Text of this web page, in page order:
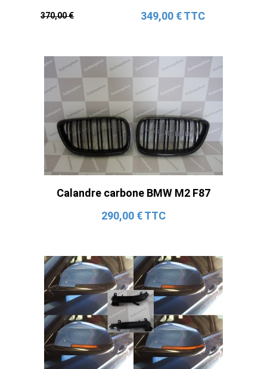
370,00 € 349,00 € TTC
Calandre carbone BMW M2 F87
290,00 € TTC